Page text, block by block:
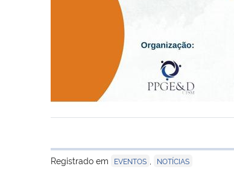
Registrado em
EVENTOS NOTÍCIAS